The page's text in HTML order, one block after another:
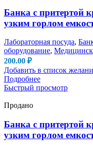
Банка с притертой
узким горлом
Лабораторная посуда,
оборудование,
200.00 ₽
Добавить в список
Подробнее
Быстрый просмотр
Продано
Банка с притертой
узким горлом